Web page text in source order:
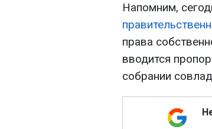
Напомним,
права
вводится
собрании